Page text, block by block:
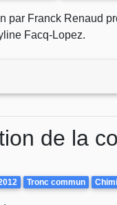
par Franck Renaud
Facq-Lopez.
de la
Tronc commun